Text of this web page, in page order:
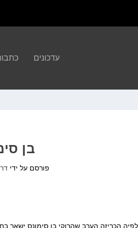
עדכונים
בן
פורסם על ידי
הכריזה הערב שהרוקי בן סימונס ישאר